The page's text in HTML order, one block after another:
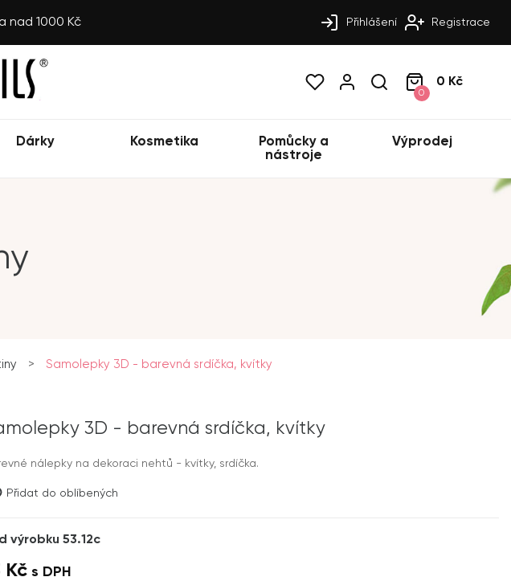
nad 1000 Kč Přihlášení Registrace
0
0 Kč
Dárky Kosmetika
Pomůcky a
nástroje
Výprodej
> Samolepky 3D - barevná srdíčka, kvítky
3D - barevná srdíčka, kvítky
nálepky na dekoraci nehtů - kvítky, srdíčka.
Přidat do oblíbených
výrobku 53.12c
Kč s DPH